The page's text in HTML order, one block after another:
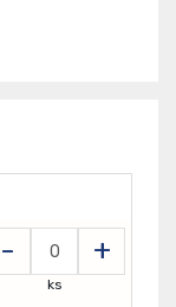
- +
ks